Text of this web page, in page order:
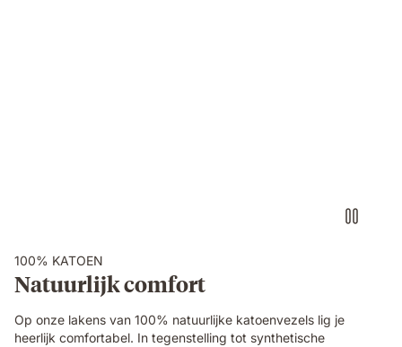
100% KATOEN
Natuurlijk comfort
Op onze lakens van 100% natuurlijke katoenvezels lig je
heerlijk comfortabel. In tegenstelling tot synthetische